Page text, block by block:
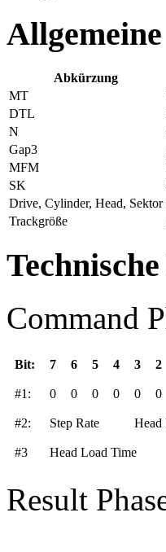
Abkürzung
MT
DTL
N
Gap3
MFM
SK
Drive, Cylinder, Head, Sektor
Trackgröße
Command
Bit: 7 6 5 4 3 2
#1: 0 0 0 0 0 0
#2: Step Rate Head
#3 Head Load Time
Result